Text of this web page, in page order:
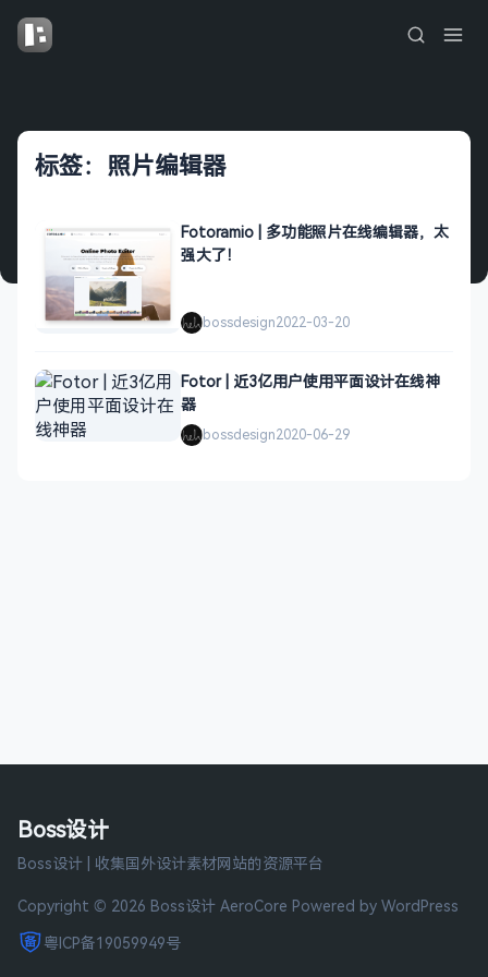
标签：照片编辑器
Fotoramio | 多功能照片在线编辑器，太
强大了！
bossdesign2022-03-20
Fotor | 近3亿用户使用平面设计在线神
器
bossdesign2020-06-29
Boss设计
Boss设计 | 收集国外设计素材网站的资源平台
Copyright © 2026 Boss设计 AeroCore Powered by WordPress
粤ICP备19059949号